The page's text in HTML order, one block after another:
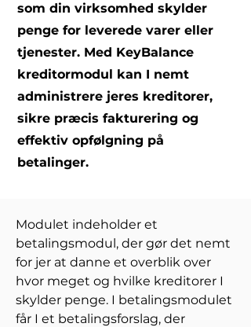
som din virksomhed skylder
penge for leverede varer eller
tjenester. Med KeyBalance
kreditormodul kan I nemt
administrere jeres kreditorer,
sikre præcis fakturering og
effektiv opfølgning på
betalinger.
Modulet indeholder et
betalingsmodul, der gør det nemt
for jer at danne et overblik over
hvor meget og hvilke kreditorer I
skylder penge. I betalingsmodulet
får I et betalingsforslag, der